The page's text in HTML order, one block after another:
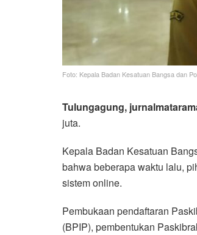
Foto: Kepala Badan Kesatuan Bangsa dan
Tulungagung,
juta.
Kepala Badan Kesatuan
bahwa beberapa waktu lalu,
sistem online.
Pembukaan pendaftaran
(BPIP), pembentukan